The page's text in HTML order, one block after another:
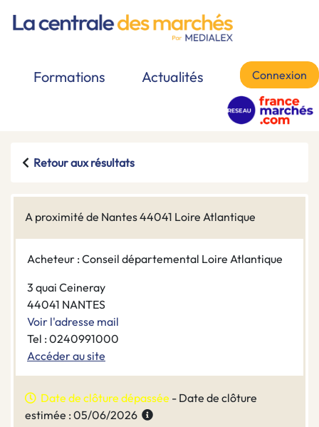
Formations Actualités Connexion
Retour aux résultats
A proximité de Nantes 44041 Loire Atlantique
Acheteur : Conseil départemental Loire Atlantique
3 quai Ceineray
44041 NANTES
Voir l'adresse mail
Tel : 0240991000
Accéder au site
Date de clôture dépassée - Date de clôture
estimée : 05/06/2026